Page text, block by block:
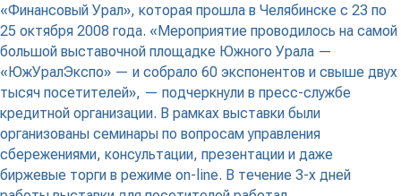
«Финансовый Урал», которая прошла в Челябинске с 23 по
25 октября 2008 года. «Мероприятие проводилось на самой
большой выставочной площадке Южного Урала —
«ЮжУралЭкспо» — и собрало 60 экспонентов и свыше двух
тысяч посетителей», — подчеркнули в пресс-службе
кредитной организации. В рамках выставки были
организованы семинары по вопросам управления
сбережениями, консультации, презентации и даже
биржевые торги в режиме on-line. В течение 3-х дней